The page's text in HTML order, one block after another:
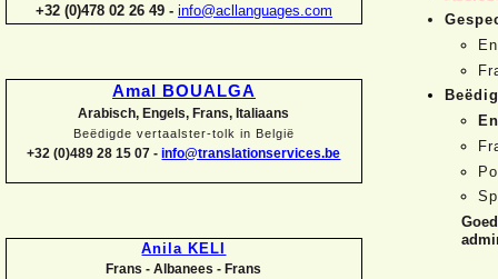
+32 (0)478 02 26 49 - info@acllanguages.com
Amal BOUALGA
Arabisch, Engels, Frans, Italiaans
Beëdigde vertaalster-tolk in België
+32 (0)489 28 15 07 - info@translationservices.be
Anila KELI
Frans - Albanees - Frans